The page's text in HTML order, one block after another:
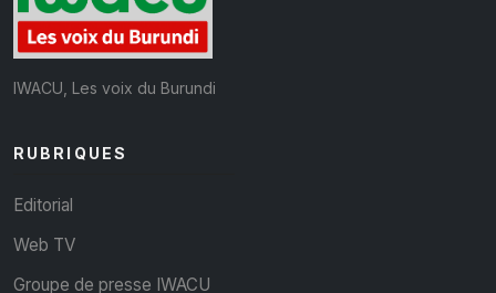
IWACU, Les voix du Burundi
RUBRIQUES
Editorial
Web TV
Groupe de presse IWACU